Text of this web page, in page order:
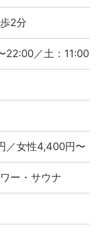
2分
22:00／土：11:00
／女性4,400円〜
ー・サウナ